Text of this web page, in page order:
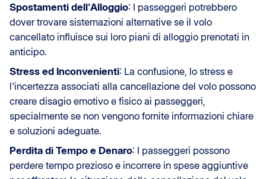
Spostamenti dell'Alloggio: I passeggeri potrebbero
dover trovare sistemazioni alternative se il volo
cancellato influisce sui loro piani di alloggio prenotati in
anticipo.
Stress ed Inconvenienti: La confusione, lo stress e
l'incertezza associati alla cancellazione del volo possono
creare disagio emotivo e fisico ai passeggeri,
specialmente se non vengono fornite informazioni chiare
e soluzioni adeguate.
Perdita di Tempo e Denaro: I passeggeri possono
perdere tempo prezioso e incorrere in spese aggiuntive